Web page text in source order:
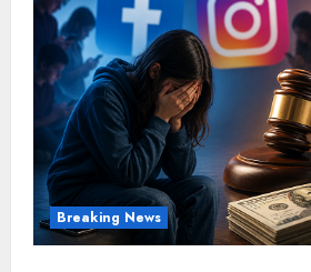
Breaking News